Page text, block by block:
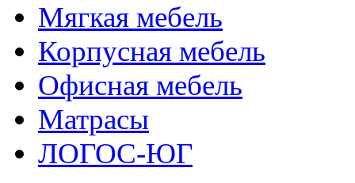
Мягкая мебель
Корпусная мебель
Офисная мебель
Матрасы
ЛОГОС-ЮГ